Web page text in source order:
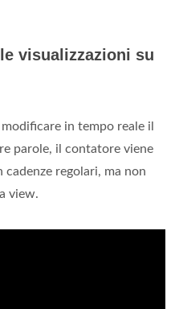
visualizzazioni su
in tempo reale il
parole, il contatore viene
regolari, ma non
view.